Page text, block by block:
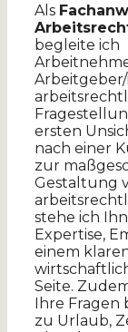
Als
begleite ich
ersten
nach einer
zur
Gestaltung
stehe ich
Expertise,
einem
Seite.
Ihre Fragen
zu Urlaub,